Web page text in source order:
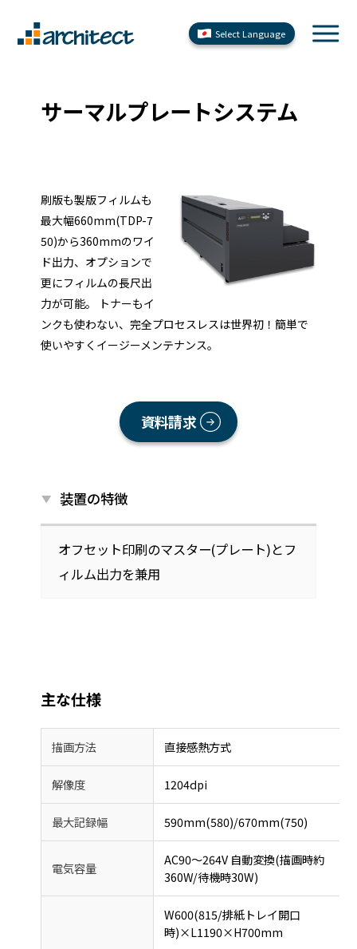
Select Language
サーマルプレートシステム
刷版も製版フィルムも
最大幅660mm(TDP-7
50)から360mmのワイ
ド出力、オプションで
更にフィルムの長尺出
力が可能。 トナーもイ
ンクも使わない、完全プロセスレスは世界初！簡単で
使いやすくイージーメンテナンス。
資料請求
装置の特徴
オフセット印刷のマスター(プレート)とフ
ィルム出力を兼用
主な仕様
描画方法 直接感熱方式
解像度 1204dpi
最大記録幅 590mm(580)/670mm(750)
電気容量
AC90～264V 自動変換(描画時約
360W/待機時30W)
W600(815/排紙トレイ開口
時)×L1190×H700mm